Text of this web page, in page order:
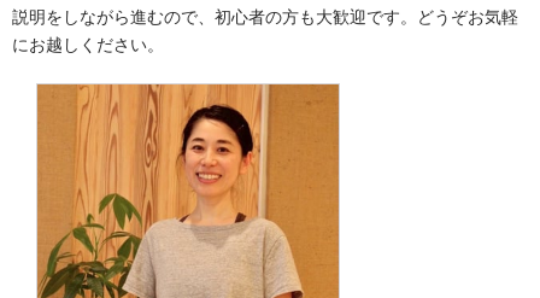
説明をしながら進むので、初心者の方も大歓迎です。どうぞお気軽
にお越しください。